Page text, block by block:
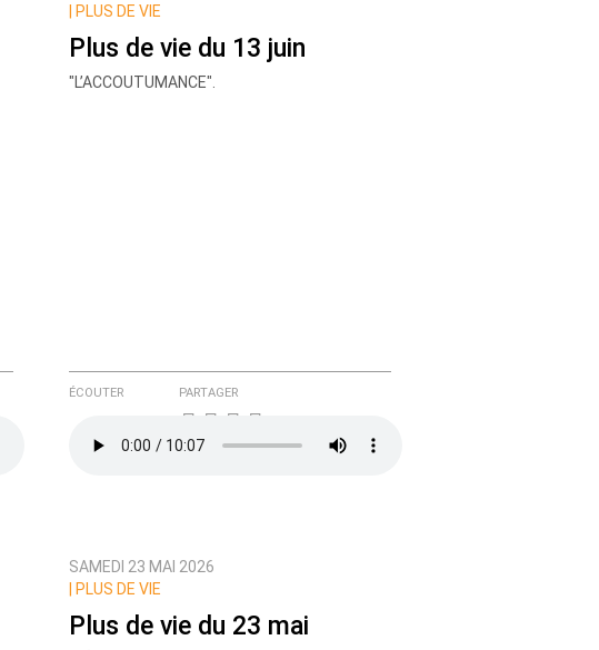
PLUS DE VIE
Plus de vie du 13 juin
"L’ACCOUTUMANCE".
ÉCOUTER PARTAGER
SAMEDI 23 MAI 2026
PLUS DE VIE
Plus de vie du 23 mai